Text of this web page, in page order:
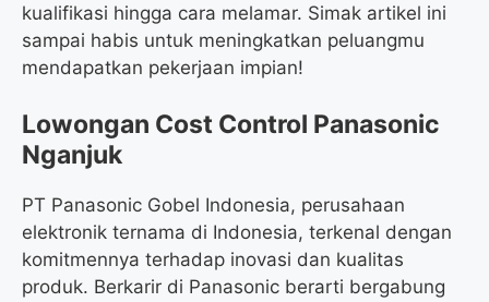
kualifikasi hingga cara melamar. Simak artikel ini
sampai habis untuk meningkatkan peluangmu
mendapatkan pekerjaan impian!
Lowongan Cost Control Panasonic
Nganjuk
PT Panasonic Gobel Indonesia, perusahaan
elektronik ternama di Indonesia, terkenal dengan
komitmennya terhadap inovasi dan kualitas
produk. Berkarir di Panasonic berarti bergabung